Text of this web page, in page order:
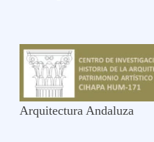
Arquitectura Andaluza